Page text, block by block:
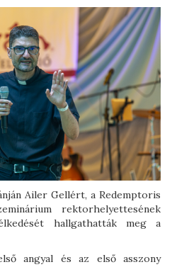
Ailer Gellért, a Redemptoris
rektorhelyettesének
hallgathatták meg a
angyal és az első asszony